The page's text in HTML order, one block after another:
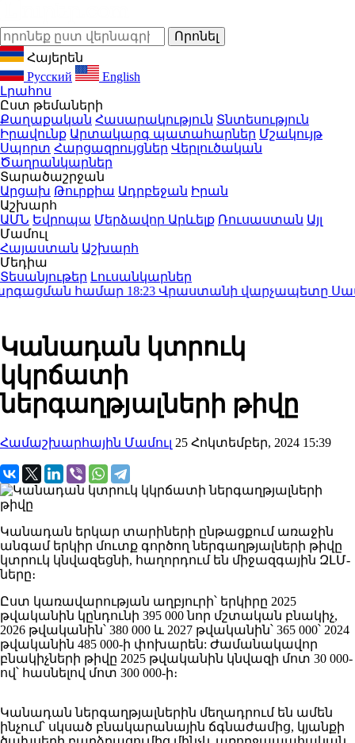
Հայերեն
Русский
English
Լրահոս
Ըստ թեմաների
Քաղաքական Հասարակություն Տնտեսություն
Իրավունք Արտակարգ պատահարներ Մշակույթ
Սպորտ Հարցազրույցներ Վերլուծական
Ծաղրանկարներ
Տարածաշրջան
Արցախ Թուրքիա Ադրբեջան Իրան
Աշխարհ
ԱՄՆ Եվրոպա Մերձավոր Արևելք Ռուսաստան Այլ
Մամուլ
Հայաստան Աշխարհ
Մեդիա
Տեսանյութեր Լուսանկարներ
համար18:23Վրաստանի վարչապետը
Կանադան կտրուկ
կկրճատի
ներգաղթյալների թիվը
Համաշխարհային Մամուլ 25 Հոկտեմբեր, 2024 15:39
Կանադան երկար տարիների ընթացքում առաջին
անգամ երկիր մուտք գործող ներգաղթյալների թիվը
կտրուկ կնվազեցնի, հաղորդում են միջազգային ԶԼՄ-
ները։
Ըստ կառավարության աղբյուրի՝ երկիրը 2025
թվականին կընդունի 395 000 նոր մշտական ​​բնակիչ,
2026 թվականին՝ 380 000 և 2027 թվականին՝ 365 000՝ 2024
թվականին 485 000-ի փոխարեն: Ժամանակավոր
բնակիչների թիվը 2025 թվականին կնվազի մոտ 30 000-
ով՝ հասնելով մոտ 300 000-ի։
Կանադան ներգաղթյալներին մեղադրում են ամեն
ինչում՝ սկսած բնակարանային ճգնաժամից, կյանքի